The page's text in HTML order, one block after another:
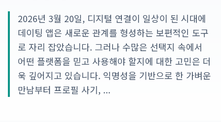
2026년 3월 20일, 디지털 연결이 일상이 된 시대에
데이팅 앱은 새로운 관계를 형성하는 보편적인 도구
로 자리 잡았습니다. 그러나 수많은 선택지 속에서
어떤 플랫폼을 믿고 사용해야 할지에 대한 고민은 더
욱 깊어지고 있습니다. 익명성을 기반으로 한 가벼운
만남부터 프로필 사기, ...